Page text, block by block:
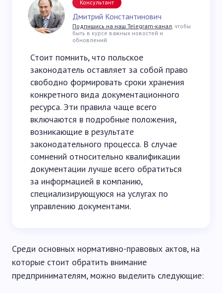
Консультант
Дмитрий Константинович
Подпишись на наш Telegram-канал, чтобы
быть в курсе важных новостей и
обновлений.
Стоит помнить, что польское
законодатель оставляет за собой право
свободно формировать сроки хранения
конкретного вида документационного
ресурса. Эти правила чаще всего
включаются в подробные положения,
возникающие в результате
законодательного процесса. В случае
сомнений относительно квалификации
документации лучше всего обратиться
за информацией в компанию,
специализирующуюся на услугах по
управлению документами.
Среди основных нормативно-правовых актов, на
которые стоит обратить внимание
предпринимателям, можно выделить следующие: